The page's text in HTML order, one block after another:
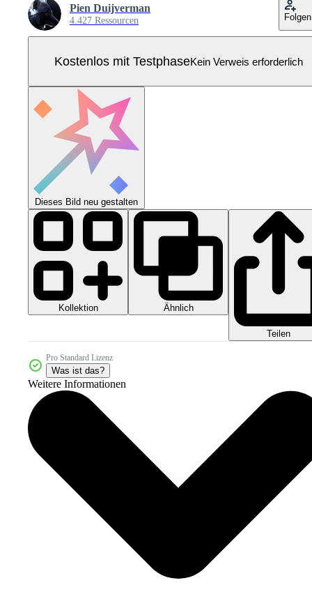
Pien Duijverman
4.427 Ressourcen Folgen
Kostenlos mit TestphaseKein Verweis erforderlich
Dieses Bild neu gestalten
Kollektion Ähnlich
Teilen
Pro Standard Lizenz
Was ist das?
Weitere Informationen